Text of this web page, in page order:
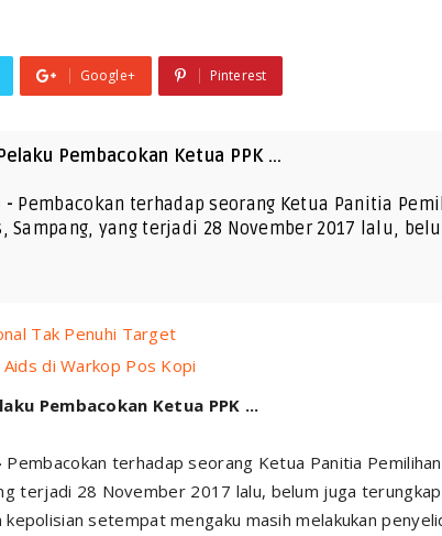
Google+ Pinterest
Pembacokan Ketua PPK ...
- Pembacokan terhadap seorang Ketua Panitia
Sampang, yang terjadi 28 November 2017 lalu,
Tak Penuhi Target
di Warkop Pos Kopi
Pembacokan Ketua PPK ...
Pembacokan terhadap seorang Ketua Panitia
terjadi 28 November 2017 lalu, belum juga
setempat mengaku masih melakukan